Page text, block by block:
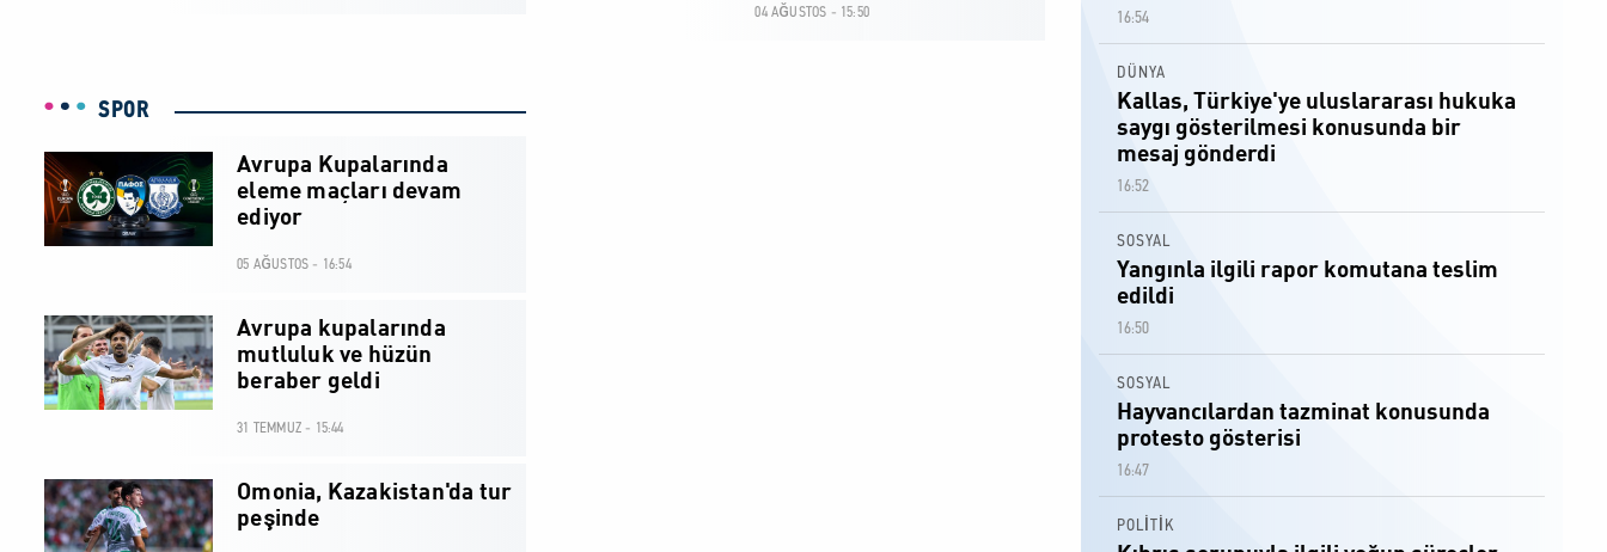
04 AĞUSTOS - 15:50
SPOR
Avrupa Kupalarında
eleme maçları devam
ediyor
05 AĞUSTOS - 16:54
Avrupa kupalarında
mutluluk ve hüzün
beraber geldi
31 TEMMUZ - 15:44
Omonia, Kazakistan'da tur
peşinde
16:54
DÜNYA
Kallas, Türkiye'ye uluslararası hukuka
saygı gösterilmesi konusunda bir
mesaj gönderdi
16:52
SOSYAL
Yangınla ilgili rapor komutana teslim
edildi
16:50
SOSYAL
Hayvancılardan tazminat konusunda
protesto gösterisi
16:47
POLİTİK